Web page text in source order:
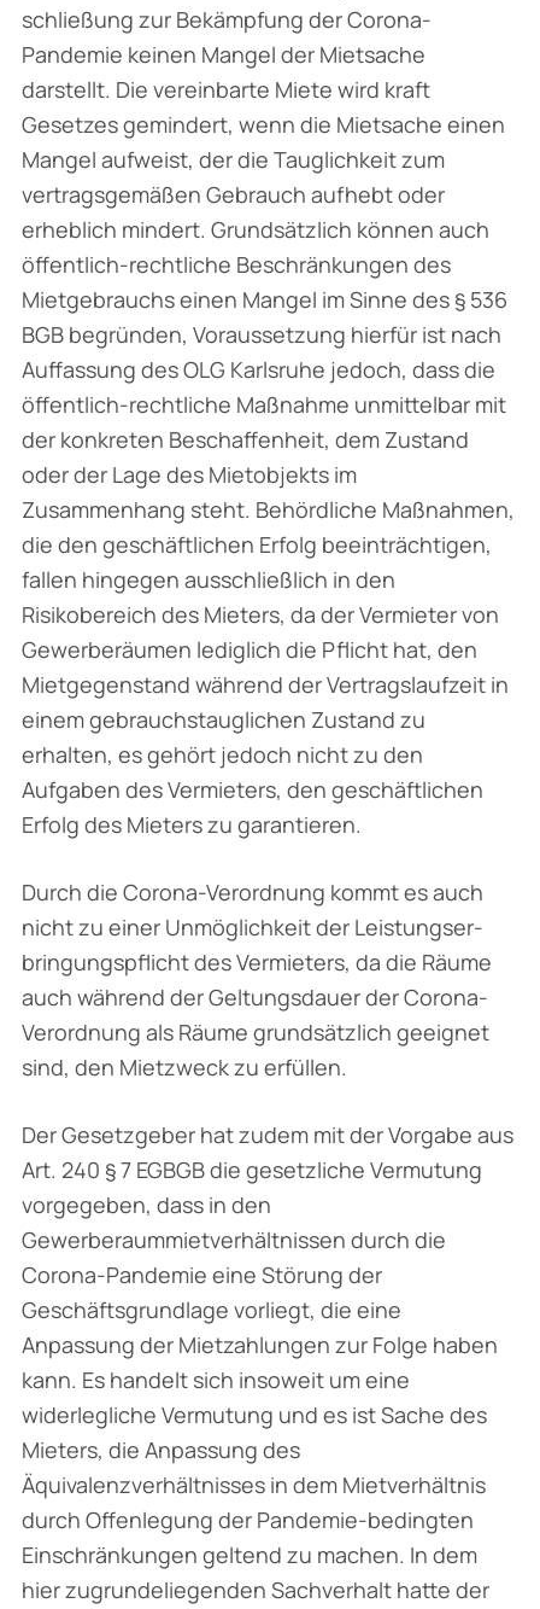
schließung zur Bekämpfung der Corona-
Pandemie keinen Mangel der Mietsache
darstellt. Die vereinbarte Miete wird kraft
Gesetzes gemindert, wenn die Mietsache einen
Mangel aufweist, der die Tauglichkeit zum
vertragsgemäßen Gebrauch aufhebt oder
erheblich mindert. Grund­sätzlich können auch
öffentlich-rechtliche Beschränkungen des
Mietgebrauchs einen Mangel im Sinne des § 536
BGB begründen, Voraussetzung hierfür ist nach
Auffassung des OLG Karlsruhe jedoch, dass die
öffentlich-rechtliche Maßnahme unmittelbar mit
der konkreten Beschaffenheit, dem Zustand
oder der Lage des Mietobjekts im
Zusammenhang steht. Behördliche Maßnahmen,
die den geschäftlichen Erfolg beeinträchtigen,
fallen hingegen aus­schließlich in den
Risikobereich des Mieters, da der Vermieter von
Gewerberäumen lediglich die Pflicht hat, den
Mietgegenstand während der Vertragslaufzeit in
einem gebrauchstaug­lichen Zustand zu
erhalten, es gehört jedoch nicht zu den
Aufgaben des Vermieters, den geschäftlichen
Erfolg des Mieters zu garantieren.
Durch die Corona-Verordnung kommt es auch
nicht zu einer Unmöglichkeit der Leistungser­
bringungspflicht des Vermieters, da die Räume
auch während der Geltungsdauer der Corona-
Verordnung als Räume grundsätzlich geeignet
sind, den Mietzweck zu erfüllen.
Der Gesetzgeber hat zudem mit der Vorgabe aus
Art. 240 § 7 EGBGB die gesetzliche Ver­mutung
vorgegeben, dass in den
Gewerberaummietverhältnissen durch die
Corona-Pandemie eine Störung der
Geschäftsgrundlage vorliegt, die eine
Anpassung der Mietzahlungen zur Folge haben
kann. Es handelt sich insoweit um eine
widerlegliche Vermutung und es ist Sache des
Mieters, die Anpassung des
Äquivalenzverhältnisses in dem Mietverhältnis
durch Offen­legung der Pandemie-bedingten
Einschränkungen geltend zu machen. In dem
hier zugrunde­liegenden Sachverhalt hatte der